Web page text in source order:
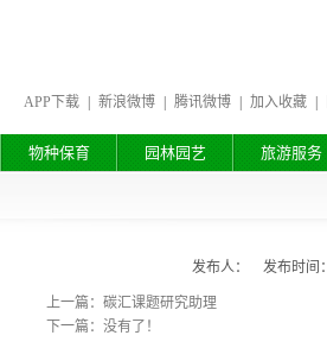
APP下载 新浪微博 腾讯微博 加入收藏
物种保育 园林园艺 旅游服务
发布人： 发布时间：
上一篇：碳汇课题研究助理
下一篇：没有了！